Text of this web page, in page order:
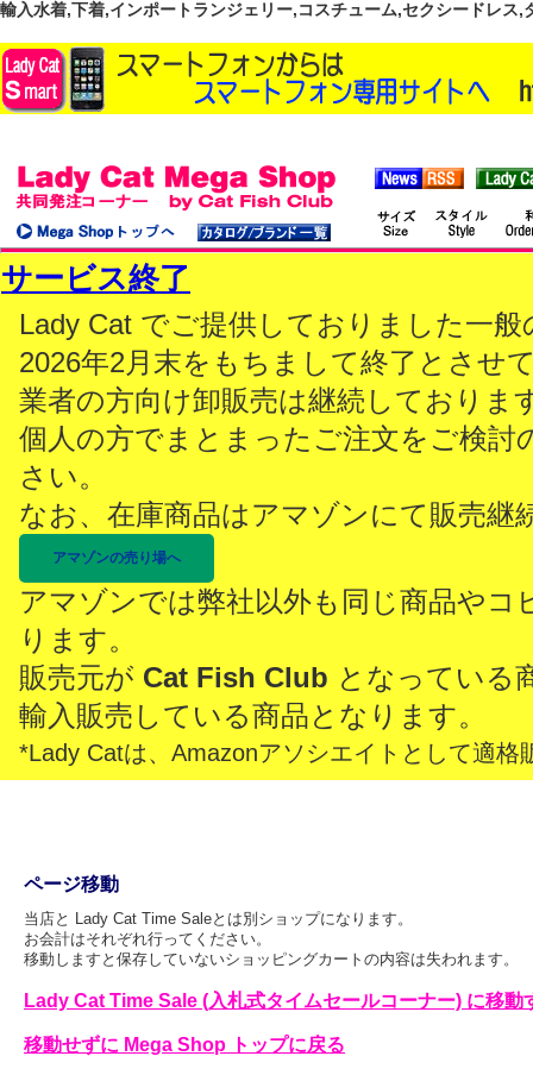
輸入水着,下着,インポートランジェリー,コスチューム,セクシードレス
サービス終了
Lady Cat でご提供しておりました一
2026年2月末をもちまして終了とさせ
業者の方向け卸販売は継続しておりま
個人の方でまとまったご注文をご検討
さい。
なお、在庫商品はアマゾンにて販売継
アマゾンの売り場へ
アマゾンでは弊社以外も同じ商品やコ
ります。
販売元が Cat Fish Club となっている
輸入販売している商品となります。
*Lady Catは、Amazonアソシエイトとして適格
ページ移動
当店と Lady Cat Time Saleとは別ショップになります。
お会計はそれぞれ行ってください。
移動しますと保存していないショッピングカートの内容は失われます。
Lady Cat Time Sale (入札式タイムセールコーナー) に移動
移動せずに Mega Shop トップに戻る